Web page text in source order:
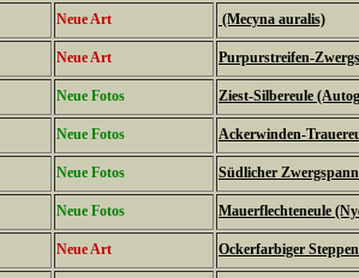
Neue Art (Mecyna auralis)
Neue Art Purpurstreifen-
Neue Fotos Ziest-Silbereule
Neue Fotos Ackerwinden-
Neue Fotos Südlicher
Neue Fotos Mauerflechteneule
Neue Art Ockerfarbiger